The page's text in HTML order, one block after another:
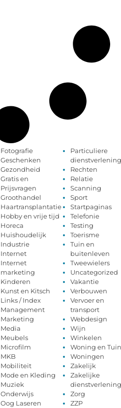
Fotografie
Geschenken
Gezondheid
Gratis en
Prijsvragen
Groothandel
Haartransplantatie
Hobby en vrije tijd
Horeca
Huishoudelijk
Industrie
Internet
Internet
marketing
Kinderen
Kunst en Kitsch
Links / Index
Management
Marketing
Media
Meubels
Microfilm
MKB
Mobiliteit
Mode en Kleding
Muziek
Onderwijs
Oog Laseren
Particuliere
dienstverlening
Rechten
Relatie
Scanning
Sport
Startpaginas
Telefonie
Testing
Toerisme
Tuin en
buitenleven
Tweewielers
Uncategorized
Vakantie
Verbouwen
Vervoer en
transport
Webdesign
Wijn
Winkelen
Woning en Tuin
Woningen
Zakelijk
Zakelijke
dienstverlening
Zorg
ZZP